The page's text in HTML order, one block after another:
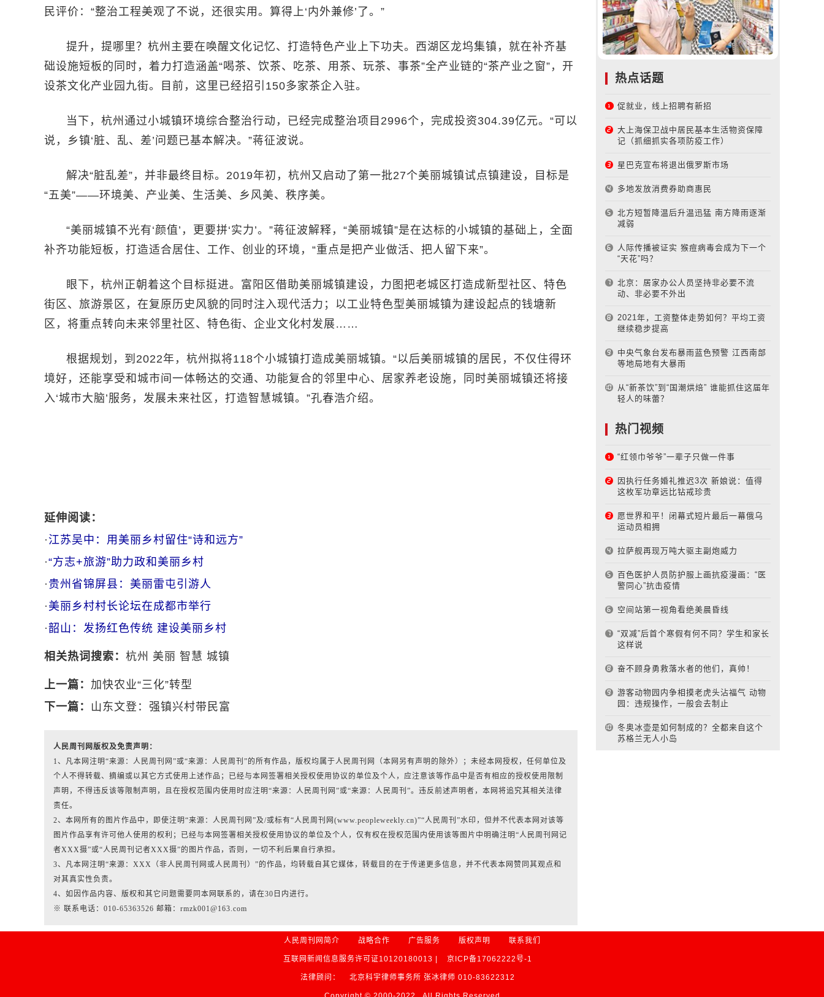
民评价：“整治工程美观了不说，还很实用。算得上‘内外兼修’了。”
提升，提哪里？杭州主要在唤醒文化记忆、打造特色产业上下功夫。西湖区龙坞集镇，就在补齐基
础设施短板的同时，着力打造涵盖“喝茶、饮茶、吃茶、用茶、玩茶、事茶”全产业链的“茶产业之窗”，开
设茶文化产业园九街。目前，这里已经招引150多家茶企入驻。
当下，杭州通过小城镇环境综合整治行动，已经完成整治项目2996个，完成投资304.39亿元。“可以
说，乡镇‘脏、乱、差’问题已基本解决。”蒋征波说。
解决“脏乱差”，并非最终目标。2019年初，杭州又启动了第一批27个美丽城镇试点镇建设，目标是
“五美”——环境美、产业美、生活美、乡风美、秩序美。
“美丽城镇不光有‘颜值’，更要拼‘实力’。”蒋征波解释，“美丽城镇”是在达标的小城镇的基础上，全面
补齐功能短板，打造适合居住、工作、创业的环境，“重点是把产业做活、把人留下来”。
眼下，杭州正朝着这个目标挺进。富阳区借助美丽城镇建设，力图把老城区打造成新型社区、特色
街区、旅游景区，在复原历史风貌的同时注入现代活力；以工业特色型美丽城镇为建设起点的钱塘新
区，将重点转向未来邻里社区、特色街、企业文化村发展……
根据规划，到2022年，杭州拟将118个小城镇打造成美丽城镇。“以后美丽城镇的居民，不仅住得环
境好，还能享受和城市间一体畅达的交通、功能复合的邻里中心、居家养老设施，同时美丽城镇还将接
入‘城市大脑’服务，发展未来社区，打造智慧城镇。”孔春浩介绍。
延伸阅读：
· 江苏吴中：用美丽乡村留住“诗和远方”
·“方志+旅游”助力政和美丽乡村
· 贵州省锦屏县：美丽雷屯引游人
· 美丽乡村村长论坛在成都市举行
·韶山：发扬红色传统 建设美丽乡村
相关热词搜索： 杭州 美丽 智慧 城镇
上一篇： 加快农业“三化”转型
下一篇： 山东文登：强镇兴村带民富
人民周刊网版权及免责声明：
1、凡本网注明“来源：人民周刊网”或“来源：人民周刊”的所有作品，版权均属于人民周刊网（本网另有声明的除外）；未经本网授权，任何单位及
个人不得转载、摘编或以其它方式使用上述作品；已经与本网签署相关授权使用协议的单位及个人，应注意该等作品中是否有相应的授权使用限制
声明，不得违反该等限制声明，且在授权范围内使用时应注明“来源：人民周刊网”或“来源：人民周刊”。违反前述声明者，本网将追究其相关法律
责任。
2、本网所有的图片作品中，即使注明“来源：人民周刊网”及/或标有“人民周刊网(www.peopleweekly.cn)”“人民周刊”水印，但并不代表本网对该等
图片作品享有许可他人使用的权利；已经与本网签署相关授权使用协议的单位及个人，仅有权在授权范围内使用该等图片中明确注明“人民周刊网记
者XXX摄”或“人民周刊记者XXX摄”的图片作品，否则，一切不利后果自行承担。
3、凡本网注明“来源：XXX（非人民周刊网或人民周刊）”的作品，均转载自其它媒体，转载目的在于传递更多信息，并不代表本网赞同其观点和
对其真实性负责。
4、如因作品内容、版权和其它问题需要同本网联系的，请在30日内进行。
※ 联系电话：010-65363526 邮箱：rmzk001@163.com
热点话题
促就业，线上招聘有新招
大上海保卫战中居民基本生活物资保障
记（抓细抓实各项防疫工作）
星巴克宣布将退出俄罗斯市场
多地发放消费券助商惠民
北方短暂降温后升温迅猛 南方降雨逐渐
减弱
人际传播被证实 猴痘病毒会成为下一个
“天花”吗？
北京：居家办公人员坚持非必要不流
动、非必要不外出
2021年，工资整体走势如何？平均工资
继续稳步提高
中央气象台发布暴雨蓝色预警 江西南部
等地局地有大暴雨
从“新茶饮”到“国潮烘焙” 谁能抓住这届年
轻人的味蕾？
热门视频
“红领巾爷爷”一辈子只做一件事
因执行任务婚礼推迟3次 新娘说：值得
这枚军功章远比钻戒珍贵
愿世界和平！闭幕式短片最后一幕俄乌
运动员相拥
拉萨舰再现万吨大驱主副炮威力
百色医护人员防护服上画抗疫漫画：“医
警同心”抗击疫情
空间站第一视角看绝美晨昏线
“双减”后首个寒假有何不同？学生和家长
这样说
奋不顾身勇救落水者的他们，真帅！
游客动物园内争相摸老虎头沾福气 动物
园：违规操作，一般会去制止
冬奥冰壶是如何制成的？全都来自这个
苏格兰无人小岛
人民周刊网简介 战略合作 广告服务 版权声明 联系我们
互联网新闻信息服务许可证10120180013 | 京ICP备17062222号-1
法律顾问： 北京科宇律师事务所 张冰律师 010-83622312